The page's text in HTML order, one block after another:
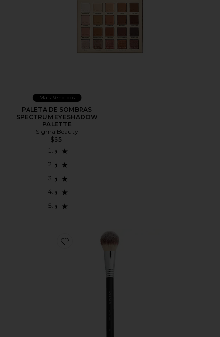
Mais Vendidos
PALETA DE SOMBRAS
SPECTRUM EYESHADOW
PALETTE
Sigma Beauty
$65
Favorite F11 Soft Sculpt Brush